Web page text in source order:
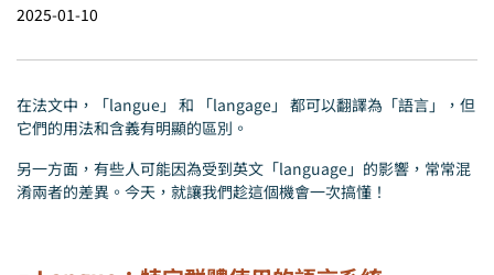
2025-01-10
在法文中，「langue」 和 「langage」 都可以翻譯為「語言」，但
它們的用法和含義有明顯的區別。
另一方面，有些人可能因為受到英文「language」的影響，常常混
淆兩者的差異。今天，就讓我們趁這個機會一次搞懂！